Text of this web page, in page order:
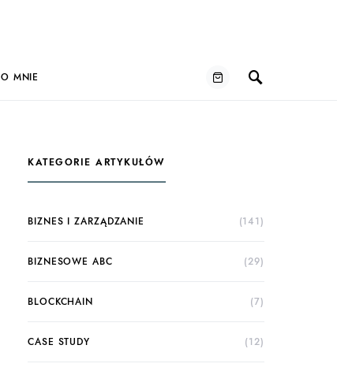
O MNIE
KATEGORIE ARTYKUŁÓW
BIZNES I ZARZĄDZANIE (141)
BIZNESOWE ABC (29)
BLOCKCHAIN (7)
CASE STUDY (12)